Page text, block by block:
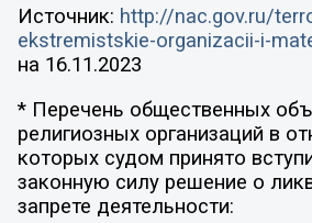
Источник: http://nac.gov.ru/
ekstremistskie-organizacii-i-
на 16.11.2023
* Перечень общественных
религиозных организаций в
которых судом принято
законную силу решение о
запрете деятельности: